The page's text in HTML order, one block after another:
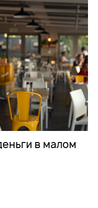
в малом